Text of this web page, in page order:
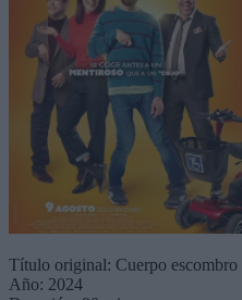
Título original: Cuerpo escombro
Año: 2024